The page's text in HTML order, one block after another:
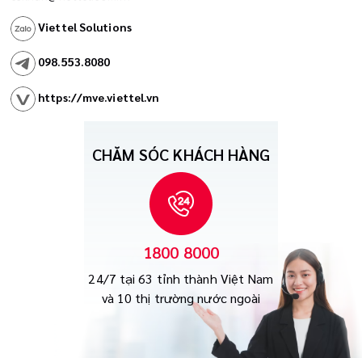
Viettel Solutions
098.553.8080
https://mve.viettel.vn
CHĂM SÓC KHÁCH HÀNG
1800 8000
24/7 tại 63 tỉnh thành Việt Nam
và 10 thị trường nước ngoài